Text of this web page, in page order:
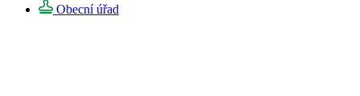
Obecní úřad